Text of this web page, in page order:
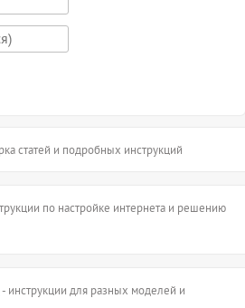
статей и подробных инструкций
по настройке интернета и решению
- инструкции для разных моделей и